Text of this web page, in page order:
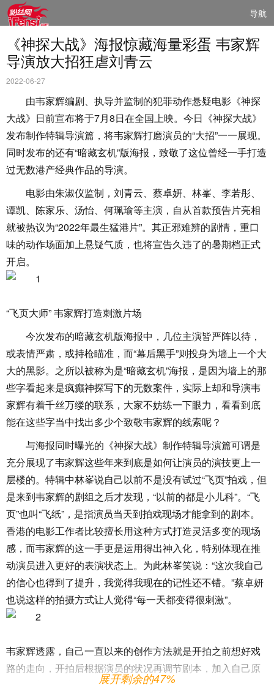
导航
《神探大战》海报惊藏海量彩蛋 韦家辉
导演放大招狂虐刘青云
2022-06-27
由韦家辉编剧、执导并监制的犯罪动作悬疑电影《神探
大战》日前宣布将于7月8日在全国上映。今日《神探大战》
发布制作特辑导演篇，将韦家辉打磨演员的“大招”一一展现。
同时发布的还有“暗藏玄机”版海报，致敬了这位曾经一手打造
过无数港产经典作品的导演。
电影由朱淑仪监制，刘青云、蔡卓妍、林峯、李若彤、
谭凯、陈家乐、汤怡、何珮瑜等主演，自从首款预告片亮相
就被热议为“2022年最生猛港片”。其正邪难辨的剧情，重口
味的动作场面加上悬疑气质，也将宣告久违了的暑期档正式
开启。
“飞页大师” 韦家辉打造刺激片场
今次发布的暗藏玄机版海报中，几位主演皆严阵以待，
或表情严肃，或持枪瞄准，而“幕后黑手”则投身为墙上一个大
大的黑影。之所以被称为是“暗藏玄机”海报，是因为墙上的那
些字看起来是疯癫神探写下的无数案件，实际上却和导演韦
家辉有着千丝万缕的联系，大家不妨练一下眼力，看看到底
能在这些字当中找出多少个致敬韦家辉的线索呢？
与海报同时曝光的《神探大战》制作特辑导演篇可谓是
充分展现了韦家辉这些年来到底是如何让演员的演技更上一
层楼的。特辑中林峯说自己以前不是没有试过“飞页”拍戏，但
是来到韦家辉的剧组之后才发现，“以前的都是小儿科”。“飞
页”也叫“飞纸”，是指演员当天到拍戏现场才能拿到的剧本。
香港的电影工作者比较擅长用这种方式打造灵活多变的现场
感，而韦家辉的这一手更是运用得出神入化，特别体现在推
动演员进入更好的表演状态上。为此林峯笑说：“这次我自己
的信心也得到了提升，我觉得我现在的记性还不错。”蔡卓妍
也说这样的拍摄方式让人觉得“每一天都变得很刺激”。
韦家辉透露，自己一直以来的创作方法就是开拍之前想好戏
路的走向，开拍后根据演员的状况再调节剧本，加入自己原
本没有想到的东西。在《神探大战》之前，韦家辉和刘青云
展开剩余的47%